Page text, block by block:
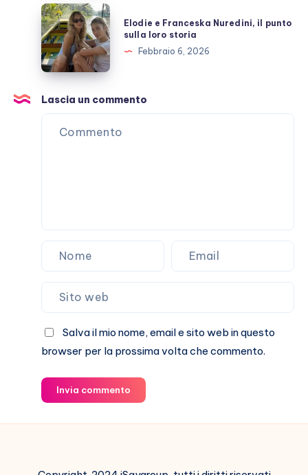
che
non
passa
Elodie
e
Franceska
Nuredini,
punto
sulla
Elodie e Franceska Nuredini, il punto
sulla loro storia
Febbraio 6, 2026
Lascia un commento
Salva il mio nome, email e sito web in questo
browser per la prossima volta che commento.
Invia commento